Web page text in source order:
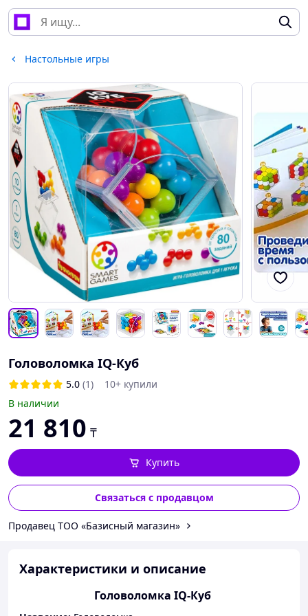
Настольные игры
Головоломка IQ-Куб
5.0 (1)
10+ купили
В наличии
21 810 ₸
Купить
Связаться с продавцом
Продавец ТОО «Базисный магазин»
Характеристики и описание
Головоломка IQ-Куб